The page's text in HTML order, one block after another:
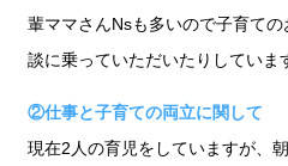
輩ママさんNsも多いので子育て
談に乗っていただいたりしていま
②仕事と子育ての両立に関して
現在2人の育児をしていますが、